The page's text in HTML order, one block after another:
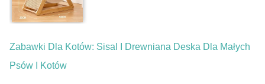
Zabawki Dla Kotów: Sisal I Drewniana Deska Dla Małych
Psów I Kotów